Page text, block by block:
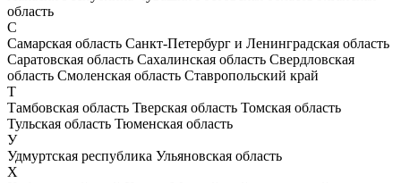
область
С
Самарская область Санкт-Петербург и Ленинградская область
Саратовская область Сахалинская область Свердловская
область Смоленская область Ставропольский край
Т
Тамбовская область Тверская область Томская область
Тульская область Тюменская область
У
Удмуртская республика Ульяновская область
Х